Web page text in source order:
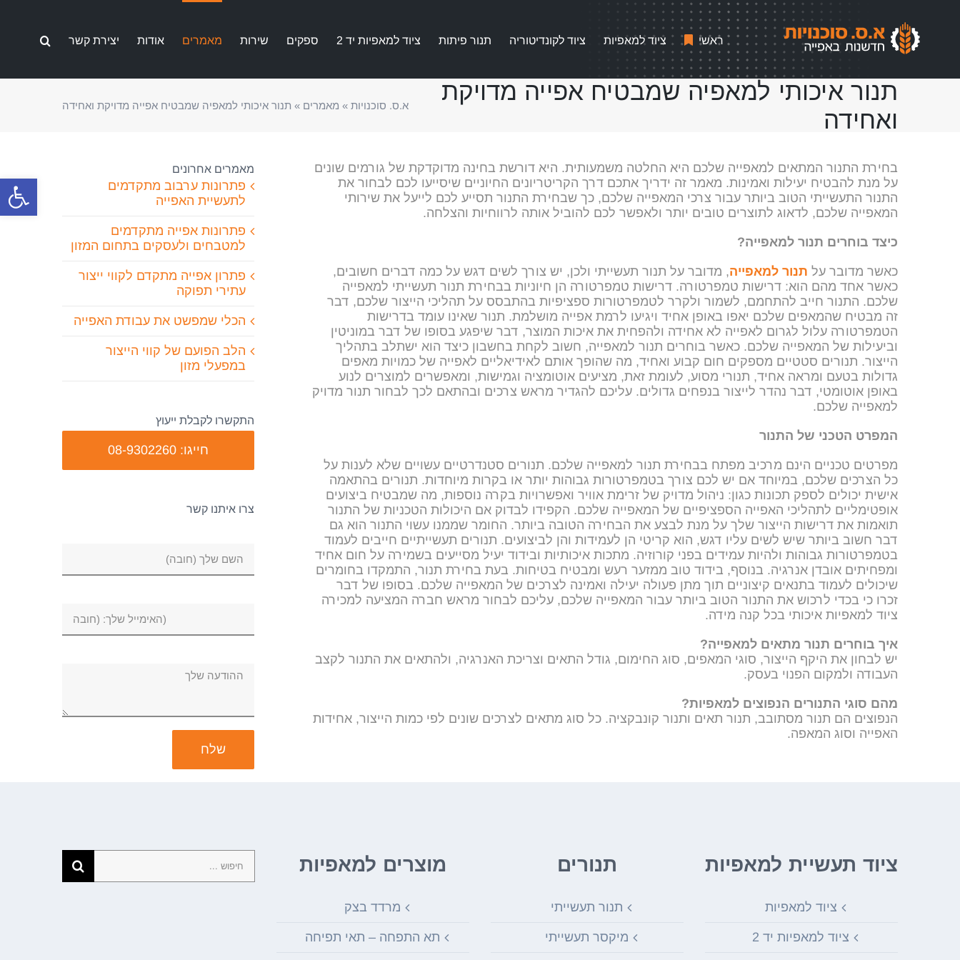
פתח
ראשי ציוד למאפיות ציוד לקונדיטוריה תנור פיתות ציוד למאפיות יד 2 ספקים שירות מאמרים אודות יצירת קשר
תנור איכותי למאפיה שמבטיח אפייה מדויקת
ואחידה
א.ס. סוכנויות » מאמרים » תנור איכותי למאפיה שמבטיח אפייה מדויקת ואחידה
בחירת התנור המתאים למאפייה שלכם היא החלטה משמעותית. היא דורשת בחינה מדוקדקת של גורמים שונים
על מנת להבטיח יעילות ואמינות. מאמר זה ידריך אתכם דרך הקריטריונים החיוניים שיסייעו לכם לבחור את
התנור התעשייתי הטוב ביותר עבור צרכי המאפייה שלכם, כך שבחירת התנור תסייע לכם לייעל את שירותי
המאפייה שלכם, לדאוג לתוצרים טובים יותר ולאפשר לכם להוביל אותה לרווחיות והצלחה.
כיצד בוחרים תנור למאפייה?
כאשר מדובר על תנור למאפייה, מדובר על תנור תעשייתי ולכן, יש צורך לשים דגש על כמה דברים חשובים,
כאשר אחד מהם הוא: דרישות טמפרטורה. דרישות טמפרטורה הן חיוניות בבחירת תנור תעשייתי למאפייה
שלכם. התנור חייב להתחמם, לשמור ולקרר לטמפרטורות ספציפיות בהתבסס על תהליכי הייצור שלכם, דבר
זה מבטיח שהמאפים שלכם יאפו באופן אחיד ויגיעו לרמת אפייה מושלמת. תנור שאינו עומד בדרישות
הטמפרטורה עלול לגרום לאפייה לא אחידה ולהפחית את איכות המוצר, דבר שיפגע בסופו של דבר במוניטין
וביעילות של המאפייה שלכם. כאשר בוחרים תנור למאפייה, חשוב לקחת בחשבון כיצד הוא ישתלב בתהליך
הייצור. תנורים סטטיים מספקים חום קבוע ואחיד, מה שהופך אותם לאידיאליים לאפייה של כמויות מאפים
גדולות בטעם ומראה אחיד, תנורי מסוע, לעומת זאת, מציעים אוטומציה וגמישות, ומאפשרים למוצרים לנוע
באופן אוטומטי, דבר נהדר לייצור בנפחים גדולים. עליכם להגדיר מראש צרכים ובהתאם לכך לבחור תנור מדויק
למאפייה שלכם.
המפרט הטכני של התנור
מפרטים טכניים הינם מרכיב מפתח בבחירת תנור למאפייה שלכם. תנורים סטנדרטיים עשויים שלא לענות על
כל הצרכים שלכם, במיוחד אם יש לכם צורך בטמפרטורות גבוהות יותר או בקרות מיוחדות. תנורים בהתאמה
אישית יכולים לספק תכונות כגון: ניהול מדויק של זרימת אוויר ואפשרויות בקרה נוספות, מה שמבטיח ביצועים
אופטימליים לתהליכי האפייה הספציפיים של המאפייה שלכם. הקפידו לבדוק אם היכולות הטכניות של התנור
תואמות את דרישות הייצור שלך על מנת לבצע את הבחירה הטובה ביותר. החומר שממנו עשוי התנור הוא גם
דבר חשוב ביותר שיש לשים עליו דגש, הוא קריטי הן לעמידות והן לביצועים. תנורים תעשייתיים חייבים לעמוד
בטמפרטורות גבוהות ולהיות עמידים בפני קורוזיה. מתכות איכותיות ובידוד יעיל מסייעים בשמירה על חום אחיד
ומפחיתים אובדן אנרגיה. בנוסף, בידוד טוב ממזער רעש ומבטיח בטיחות. בעת בחירת תנור, התמקדו בחומרים
שיכולים לעמוד בתנאים קיצוניים תוך מתן פעולה יעילה ואמינה לצרכים של המאפייה שלכם. בסופו של דבר
זכרו כי בכדי לרכוש את התנור הטוב ביותר עבור המאפייה שלכם, עליכם לבחור מראש חברה המציעה למכירה
ציוד למאפיות איכותי בכל קנה מידה.
איך בוחרים תנור מתאים למאפייה?
יש לבחון את היקף הייצור, סוגי המאפים, סוג החימום, גודל התאים וצריכת האנרגיה, ולהתאים את התנור לקצב
העבודה ולמקום הפנוי בעסק.
מהם סוגי התנורים הנפוצים למאפיות?
הנפוצים הם תנור מסתובב, תנור תאים ותנור קונבקציה. כל סוג מתאים לצרכים שונים לפי כמות הייצור, אחידות
האפייה וסוג המאפה.
מאמרים אחרונים
פתרונות ערבוב מתקדמים
לתעשיית האפייה
פתרונות אפייה מתקדמים
למטבחים ולעסקים בתחום המזון
פתרון אפייה מתקדם לקווי ייצור
עתירי תפוקה
הכלי שמפשט את עבודת האפייה
הלב הפועם של קווי הייצור
במפעלי מזון
התקשרו לקבלת ייעוץ
חייגו: 08-9302260
צרו איתנו קשר
ציוד תעשיית למאפיות
ציוד למאפיות
ציוד למאפיות יד 2
תנורים
תנור תעשייתי
מיקסר תעשייתי
מוצרים למאפיות
מרדד בצק
תא התפחה – תאי תפיחה